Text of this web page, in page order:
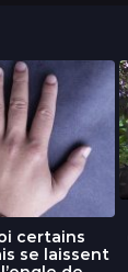
certains
se laissent